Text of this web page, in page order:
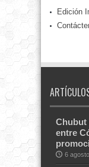
Edición
Chubut
entre
6